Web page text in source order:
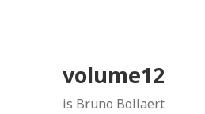
volume12
is Bruno Bollaert